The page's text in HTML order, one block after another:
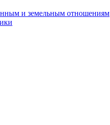
и земельным отношениям